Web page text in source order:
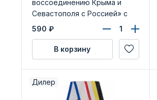
воссоединению Крыма и
Севастополя с Россией» с
бланком удостоверения
590 ₽
В корзину
Дилер